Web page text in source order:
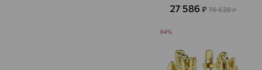
27 586₽ 76 628₽
64%